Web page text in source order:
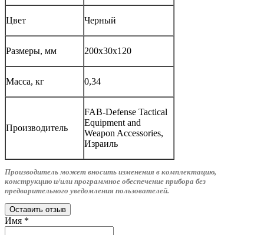
Цвет Черный
Размеры, мм 200х30х120
Масса, кг 0,34
Производитель
FAB-Defense Tactical
Equipment and
Weapon Accessories,
Израиль
Производитель может вносить изменения в комплектацию,
конструкцию и/или программное обеспечение прибора без
предварительного уведомления пользователей.
Оставить отзыв
Имя *